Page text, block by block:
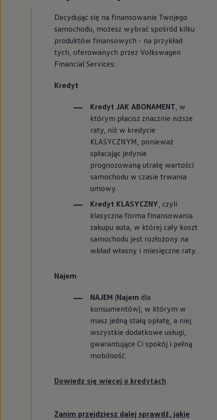
Decydując się na finansowanie Twojego
samochodu, możesz wybrać spośród kilku
produktów finansowych - na przykład
tych, oferowanych przez Volkswagen
Financial Services:
Kredyt
Kredyt JAK ABONAMENT, w
którym płacisz znacznie niższe
raty, niż w kredycie
KLASYCZNYM, ponieważ
spłacając jedynie
prognozowaną utratę wartości
samochodu w czasie trwania
umowy.
Kredyt KLASYCZNY, czyli
klasyczna forma finansowania
zakupu auta, w której cały koszt
samochodu jest rozłożony na
wkład własny i miesięczne raty.
Najem
NAJEM (Najem dla
konsumentów), w którym w
masz jedną stałą opłatę, a niej
wszystkie dodatkowe usługi,
gwarantujące Ci spokój i pełną
mobilność.
Dowiedz się więcej o kredytach
Zanim przejdziesz dalej sprawdź, jakie